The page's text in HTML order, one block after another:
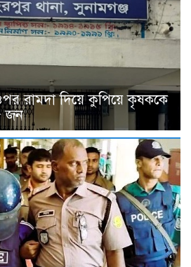
রামদা দিয়ে কুপিয়ে কৃষককে
জন